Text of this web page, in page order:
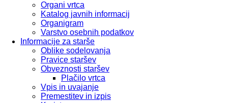
Organi vrtca
Katalog javnih informacij
Organigram
Varstvo osebnih podatkov
Informacije za starše
Oblike sodelovanja
Pravice staršev
Obveznosti staršev
Plačilo vrtca
Vpis in uvajanje
Premestitev in izpis